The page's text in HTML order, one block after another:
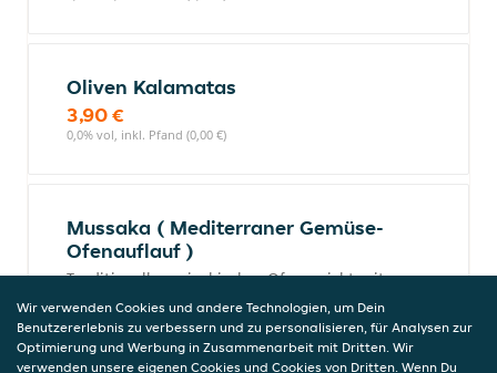
Oliven Kalamatas
3,90 €
0,0% vol, inkl. Pfand (0,00 €)
Mussaka ( Mediterraner Gemüse-
Ofenauflauf )
Traditionelles griechisches Ofengericht mit
geschichteten Auberginen, Kartoffeln und
Hackfleisch, überbacken mit cremiger
Béchamelsauce, herzhaft, aromatisch und
Wir verwenden Cookies und andere Technologien, um Dein
Benutzererlebnis zu verbessern und zu personalisieren, für Analysen zur
Optimierung und Werbung in Zusammenarbeit mit Dritten. Wir
verwenden unsere eigenen Cookies und Cookies von Dritten. Wenn Du